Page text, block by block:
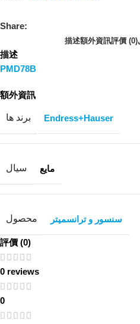
Share:
描述額外資訊評價 (0)
描述
PMD78B
額外資訊
برند ها Endress+Hauser
سیال مایع
محصول سنسور و ترانسمیتر
評價 (0)
0 reviews
0